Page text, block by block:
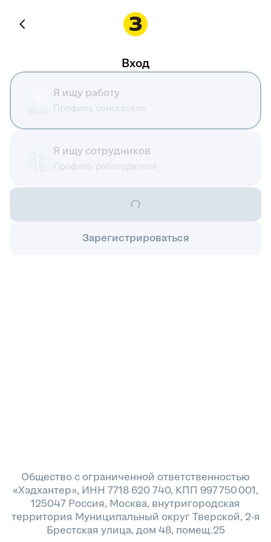
Вход
Я ищу работу
Профиль соискателя
Я ищу сотрудников
Профиль работодателя
Зарегистрироваться
Общество с ограниченной ответственностью
«Хэдхантер», ИНН 7718 620 740, КПП 997 750 001,
125047 Россия, Москва, внутригородская
территория Муниципальный округ Тверской, 2-я
Брестская улица, дом 48, помещ.25